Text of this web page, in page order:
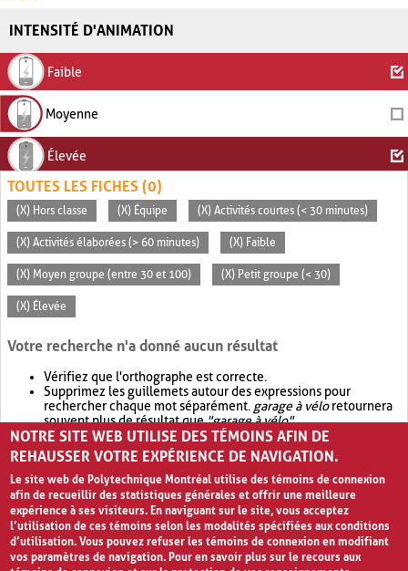
INTENSITÉ D'ANIMATION
Faible
Moyenne
Élevée
TOUTES LES FICHES (0)
(X) Hors classe (X) Équipe (X) Activités courtes (< 30 minutes)
(X) Activités élaborées (> 60 minutes) (X) Faible
(X) Moyen groupe (entre 30 et 100) (X) Petit groupe (< 30)
(X) Élevée
Votre recherche n'a donné aucun résultat
Vérifiez que l'orthographe est correcte.
Supprimez les guillemets autour des expressions pour
rechercher chaque mot séparément. garage à véloretournera
souvent plus de résultat que"garage à vélo".
Envisagez d'élargir votre recherche avec OR.garage OR vélo
retournera souvent plus de résultat quegarage à vélo
NOTRE SITE WEB UTILISE DES TÉMOINS AFIN DE
REHAUSSER VOTRE EXPÉRIENCE DE NAVIGATION.
Le site web de Polytechnique Montréal utilise des témoins de connexion
afin de recueillir des statistiques générales et offrir une meilleure
expérience à ses visiteurs. En naviguant sur le site, vous acceptez
l’utilisation de ces témoins selon les modalités spécifiées aux conditions
d’utilisation. Vous pouvez refuser les témoins de connexion en modifiant
vos paramètres de navigation. Pour en savoir plus sur le recours aux